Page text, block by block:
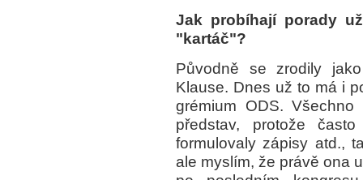
Jak probíhají porady
"kartáč"?
Původně se zrodily
Klause. Dnes už to má i
grémium ODS.
představ, protože
formulovaly zápisy atd.,
ale myslím, že právě ona